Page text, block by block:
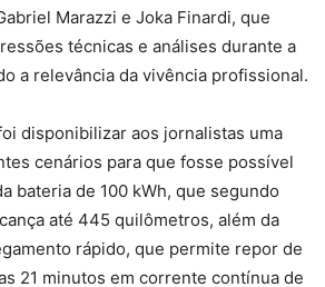
Marazzi e Joka Finardi, que
técnicas e análises durante a
a relevância da vivência profissional.
disponibilizar aos jornalistas uma
cenários para que fosse possível
bateria de 100 kWh, que segundo
até 445 quilômetros, além da
rápido, que permite repor de
21 minutos em corrente contínua de